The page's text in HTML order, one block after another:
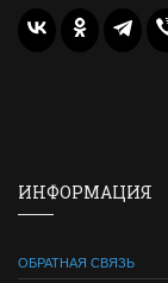
ИНФОРМАЦИЯ
ОБРАТНАЯ СВЯЗЬ